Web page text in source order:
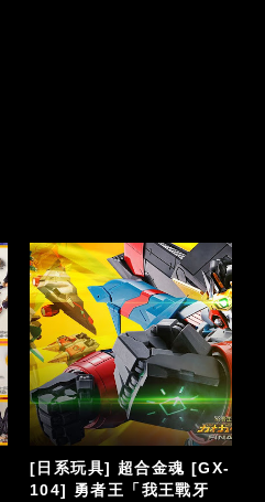
[日系玩具] 史上最傑出合
金玩具VOLTES V波羅五